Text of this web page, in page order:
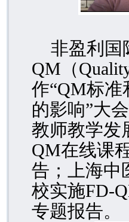
非盈利国
QM （
作“QM标准
的影响”大
教师教学发
QM在线课
告；上海中
校实施FD-
专题报告。